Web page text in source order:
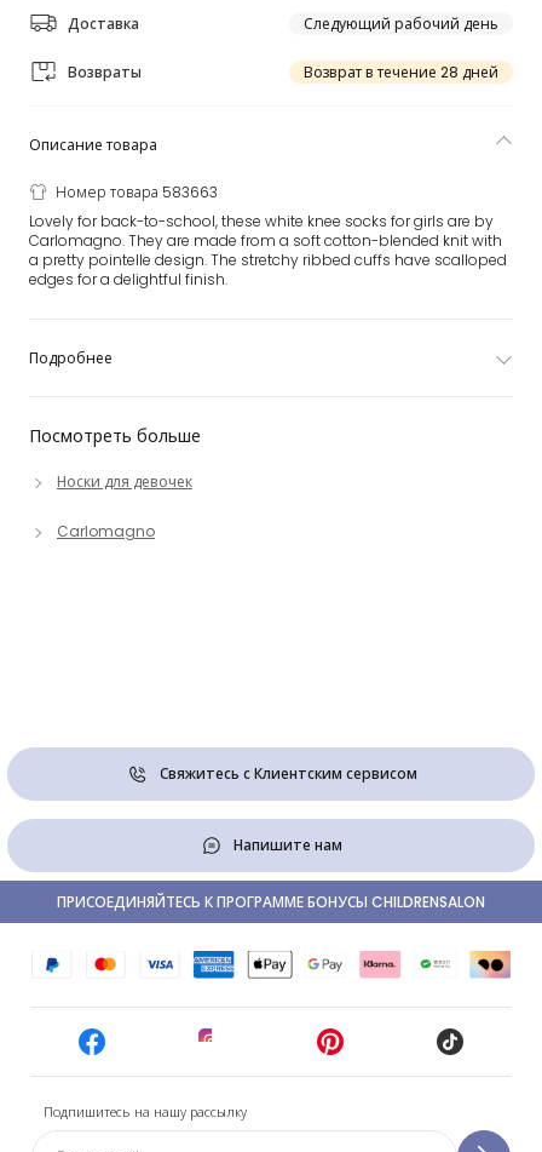
Доставка Следующий рабочий день
Возвраты Возврат в течение 28 дней
Посмотреть больше
Носки для девочек
Carlomagno
Описание товара
Номер товара 583663
Lovely for back-to-school, these white knee socks for girls are by
Carlomagno. They are made from a soft cotton-blended knit with
a pretty pointelle design. The stretchy ribbed cuffs have scalloped
edges for a delightful finish.
Подробнее
Свяжитесь с Клиентским сервисом
Напишите нам
Подпишитесь на нашу рассылку
ПРИСОЕДИНЯЙТЕСЬ К ПРОГРАММЕ БОНУСЫ CHILDRENSALON